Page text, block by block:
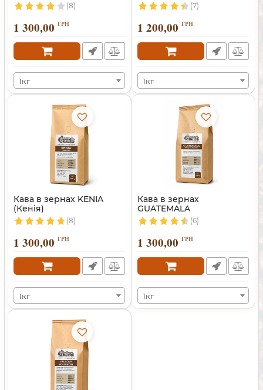
(8)
1 300,00 ГРН
1кг
(7)
1 200,00 ГРН
1кг
Кава в зернах KENIA
(Кенія)
(8)
1 300,00 ГРН
1кг
Кава в зернах
GUATEMALA
(6)
1 300,00 ГРН
1кг